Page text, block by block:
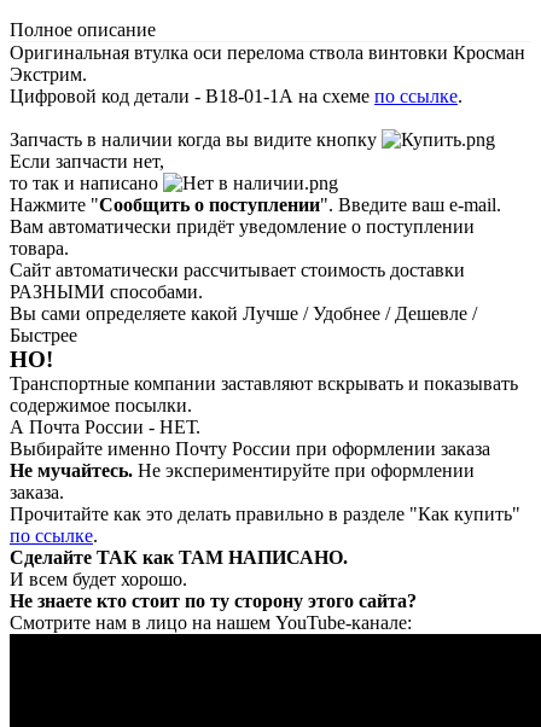
Полное описание
Оригинальная втулка оси перелома ствола винтовки Кросман
Экстрим.
Цифровой код детали - B18-01-1A на схеме по ссылке.
Запчасть в наличии когда вы видите кнопку
Если запчасти нет,
то так и написано
Нажмите "Сообщить о поступлении". Введите ваш e-mail.
Вам автоматически придёт уведомление о поступлении
товара.
Сайт автоматически рассчитывает стоимость доставки
РАЗНЫМИ способами.
Вы сами определяете какой Лучше / Удобнее / Дешевле /
Быстрее
НО!
Транспортные компании заставляют вскрывать и показывать
содержимое посылки.
А Почта России - НЕТ.
Выбирайте именно Почту России при оформлении заказа
Не мучайтесь. Не экспериментируйте при оформлении
заказа.
Прочитайте как это делать правильно в разделе "Как купить"
по ссылке.
Сделайте ТАК как ТАМ НАПИСАНО.
И всем будет хорошо.
Не знаете кто стоит по ту сторону этого сайта?
Смотрите нам в лицо на нашем YouTube-канале: